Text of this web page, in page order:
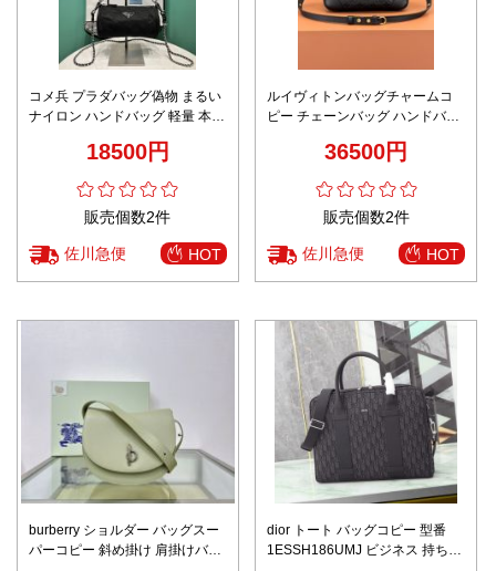
コメ兵 プラダバッグ偽物 まるい
ナイロン ハンドバッグ 軽量 本革
18500円
販売個数2件
佐川急便 HOT
ルイヴィトンバッグチャームコ
ピー チェーンバッグ ハンドバッ
36500円
販売個数2件
佐川急便 HOT
burberry ショルダー バッグスー
パーコピー 斜め掛け 肩掛けバッ
dior トート バッグコピー 型番
1ESSH186UMJ ビジネス 持ちバ